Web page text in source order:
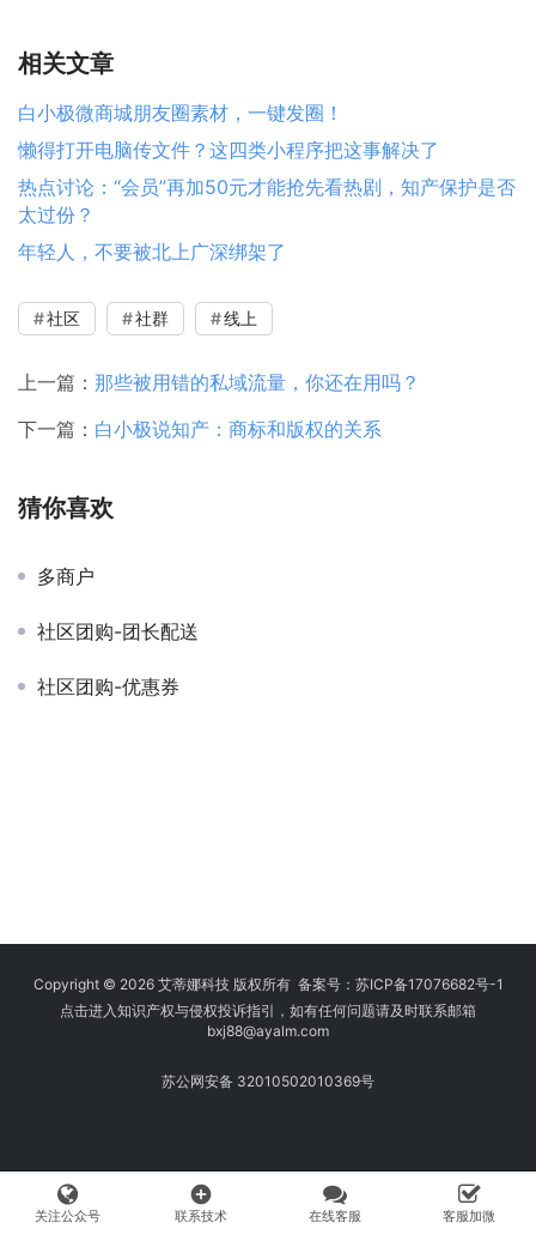
相关文章
白小极微商城朋友圈素材，一键发圈！
懒得打开电脑传文件？这四类小程序把这事解决了
热点讨论：“会员”再加50元才能抢先看热剧，知产保护是否
太过份？
年轻人，不要被北上广深绑架了
社区 社群 线上
上一篇： 那些被用错的私域流量，你还在用吗？
下一篇： 白小极说知产：商标和版权的关系
猜你喜欢
多商户
社区团购-团长配送
社区团购-优惠券
Copyright © 2026 艾蒂娜科技 版权所有 备案号： 苏ICP备17076682号-1
点击进入知识产权与侵权投诉指引，如有任何问题请及时联系邮箱
bxj88@ayalm.com
苏公网安备 32010502010369号
关注公众号
add_circle
联系技术 在线客服 客服加微